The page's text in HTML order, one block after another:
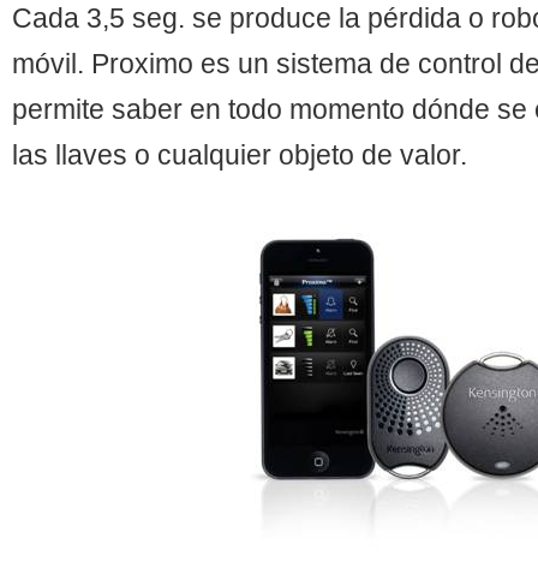
Cada 3,5 seg. se produce la pérdida o
móvil. Proximo es un sistema de control
permite saber en todo momento dónde
las llaves o cualquier objeto de valor.